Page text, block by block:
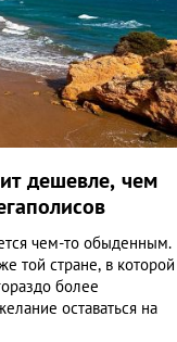
дешевле, чем
чем-то обыденным.
той стране, в которой
более
оставаться на